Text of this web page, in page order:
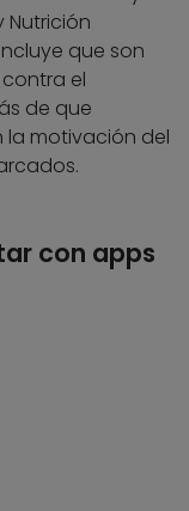
Nutrición
que son
el
de que
motivación del
con apps